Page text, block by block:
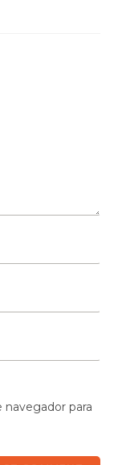
para